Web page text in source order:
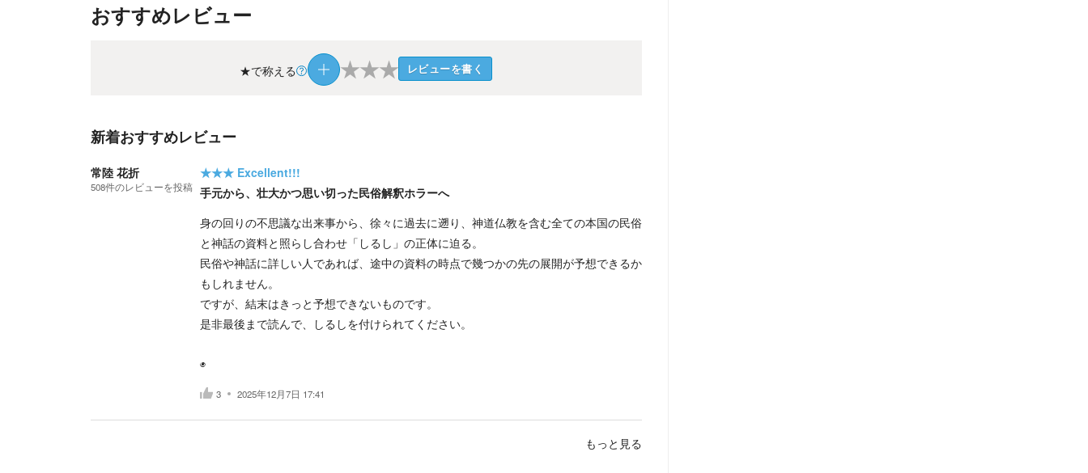
おすすめレビュー
★で称える ★★★ レビューを書く
新着おすすめレビュー
常陸 花折
508件のレビューを投稿
★★★ Excellent!!!
手元から、壮大かつ思い切った民俗解釈ホラーへ
身の回りの不思議な出来事から、徐々に過去に遡り、神道仏教を含む全ての本国の民俗
と神話の資料と照らし合わせ「しるし」の正体に迫る。
民俗や神話に詳しい人であれば、途中の資料の時点で幾つかの先の展開が予想できるか
もしれません。
ですが、結末はきっと予想できないものです。
是非最後まで読んで、しるしを付けられてください。
◉
3 2025年12月7日 17:41
もっと見る